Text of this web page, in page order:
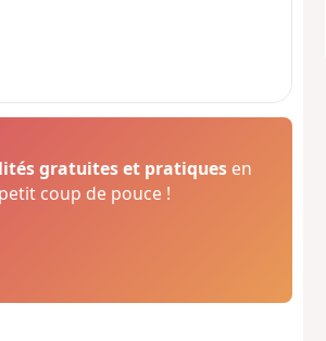
gratuites et pratiques en
coup de pouce !